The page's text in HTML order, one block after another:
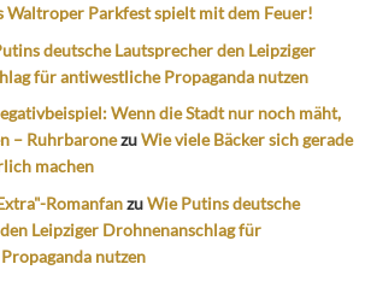
Waltroper Parkfest spielt mit dem Feuer!
deutsche Lautsprecher den Leipziger
für antiwestliche Propaganda nutzen
Wenn die Stadt nur noch mäht,
– RuhrbaronezuWie viele Bäcker sich gerade
machen
RomanfanzuWie Putins deutsche
Leipziger Drohnenanschlag für
nutzen